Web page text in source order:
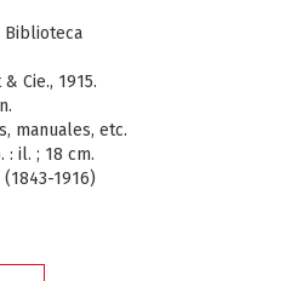
Cie., 1915.
manuales, etc.
: il. ; 18 cm.
1916)